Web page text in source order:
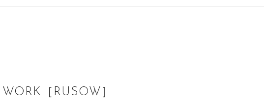
［RUSOW］